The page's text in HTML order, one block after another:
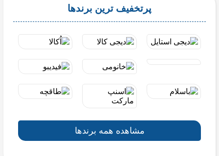
پرتخفیف ترین برندها
مشاهده همه برندها